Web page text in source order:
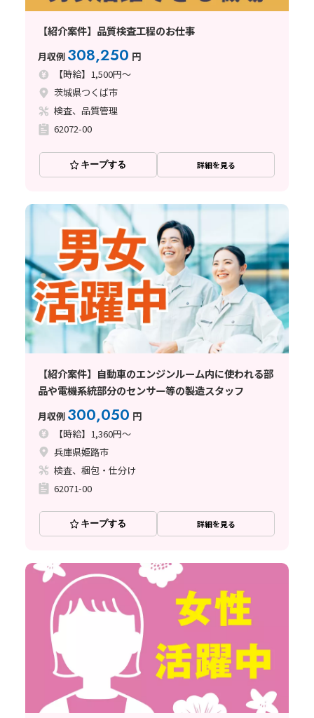
【紹介案件】品質検査工程のお仕事
月収例 308,250 円
【時給】1,500円～
茨城県つくば市
検査、品質管理
62072-00
キープする 詳細を見る
【紹介案件】自動車のエンジンルーム内に使われる部
品や電機系統部分のセンサー等の製造スタッフ
月収例 300,050 円
【時給】1,360円～
兵庫県姫路市
検査、梱包・仕分け
62071-00
キープする 詳細を見る